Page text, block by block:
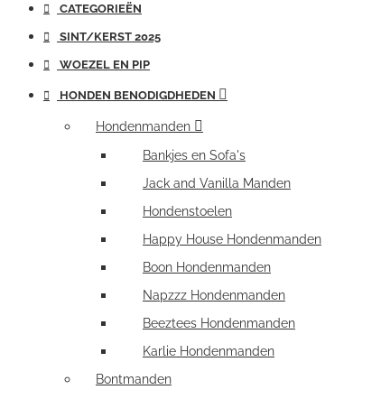
CATEGORIEËN
SINT/KERST 2025
WOEZEL EN PIP
HONDEN BENODIGDHEDEN
Hondenmanden
Bankjes en Sofa's
Jack and Vanilla Manden
Hondenstoelen
Happy House Hondenmanden
Boon Hondenmanden
Napzzz Hondenmanden
Beeztees Hondenmanden
Karlie Hondenmanden
Bontmanden